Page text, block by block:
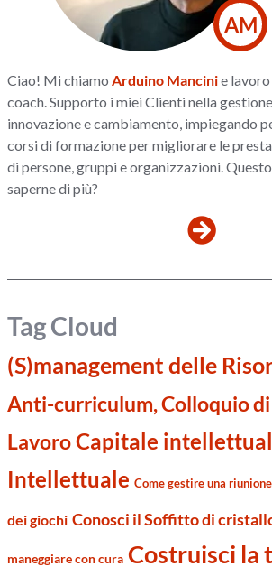
AM
Ciao! Mi chiamoArduino Mancinie
coach. Supporto i miei Clienti nella
innovazione e cambiamento, impiegando
corsi di formazione per migliorare le
di persone, gruppi e organizzazioni.
saperne di più?
Tag Cloud
(S)management delle
Anti-curriculum, Colloquio di
LavoroCapitale
Intellettuale Come gestire una
dei giochi Conosci il Soffitto di
maneggiare con cura Costruisci la